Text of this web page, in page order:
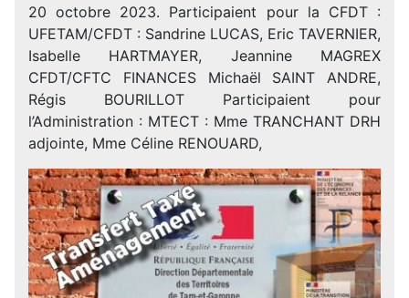
20 octobre 2023. Participaient pour la CFDT :
UFETAM/CFDT : Sandrine LUCAS, Eric TAVERNIER,
Isabelle HARTMAYER, Jeannine MAGREX
CFDT/CFTC FINANCES Michaël SAINT ANDRE,
Régis BOURILLOT Participaient pour
l’Administration : MTECT : Mme TRANCHANT DRH
adjointe, Mme Céline RENOUARD,